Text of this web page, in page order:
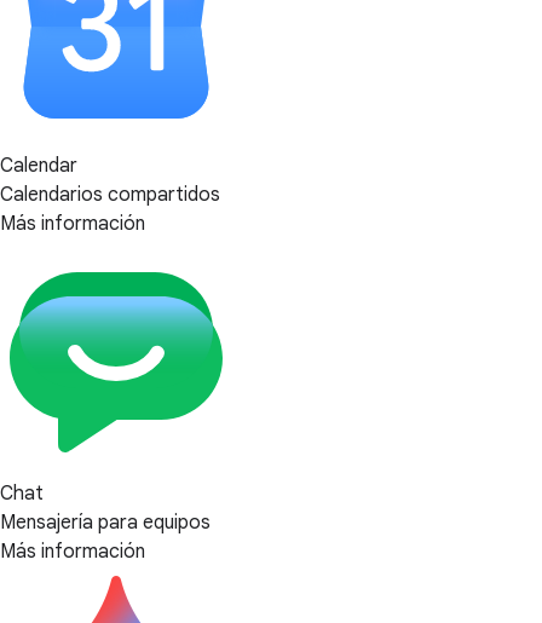
Calendar
Calendarios compartidos
Más información
Chat
Mensajería para equipos
Más información